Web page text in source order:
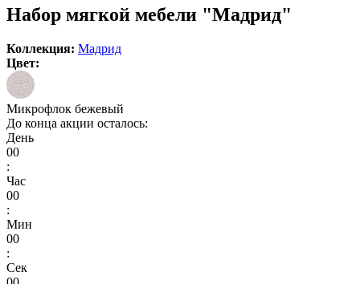
Набор мягкой мебели "Мадрид"
Коллекция: Мадрид
Цвет:
Микрофлок бежевый
До конца акции осталось:
День
00
:
Час
00
:
Мин
00
:
Сек